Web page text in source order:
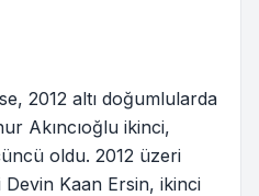
2012 altı doğumlularda
Akıncıoğlu ikinci,
oldu. 2012 üzeri
Kaan Ersin, ikinci